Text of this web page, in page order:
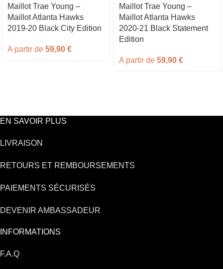
Maillot Trae Young –
Maillot Atlanta Hawks
2019-20 Black City Edition
A partir de 59,90 €
Maillot Trae Young –
Maillot Atlanta Hawks
2020-21 Black Statement
Edition
A partir de 59,90 €
EN SAVOIR PLUS
LIVRAISON
RETOURS ET REMBOURSEMENTS
PAIEMENTS SÉCURISÉS
DEVENIR AMBASSADEUR
INFORMATIONS
F.A.Q